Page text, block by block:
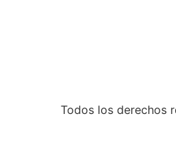
Todos los derechos